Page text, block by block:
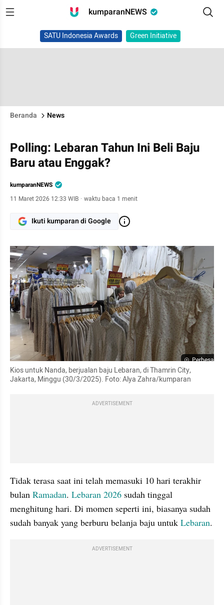
kumparanNEWS
SATU Indonesia Awards Green Initiative
Beranda News
Polling: Lebaran Tahun Ini Beli Baju
Baru atau Enggak?
kumparanNEWS
11 Maret 2026 12:33 WIB · waktu baca 1 menit
Ikuti kumparan di Google
Perbesar
Kios untuk Nanda, berjualan baju Lebaran, di Thamrin City,
Jakarta, Minggu (30/3/2025). Foto: Alya Zahra/kumparan
ADVERTISEMENT
Tidak terasa saat ini telah memasuki 10 hari terakhir
bulan Ramadan. Lebaran 2026 sudah tinggal
menghitung hari. Di momen seperti ini, biasanya sudah
sudah banyak yang berburu belanja baju untuk Lebaran.
ADVERTISEMENT